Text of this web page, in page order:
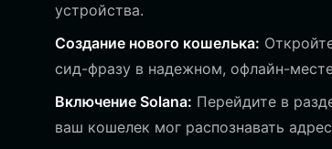
устройства.
Создание нового кошелька:
сид-фразу в надежном, офлайн-
Включение Solana: Перейдите в
ваш кошелек мог распознавать